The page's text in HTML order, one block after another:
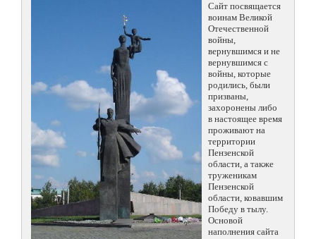
Сайт посвящается
воинам Великой
Отечественной
войны,
вернувшимся и не
вернувшимся с
войны, которые
родились, были
призваны,
захоронены либо
в настоящее время
проживают на
территории
Пензенской
области, а также
труженикам
Пензенской
области, ковавшим
Победу в тылу.
Основой
наполнения сайта